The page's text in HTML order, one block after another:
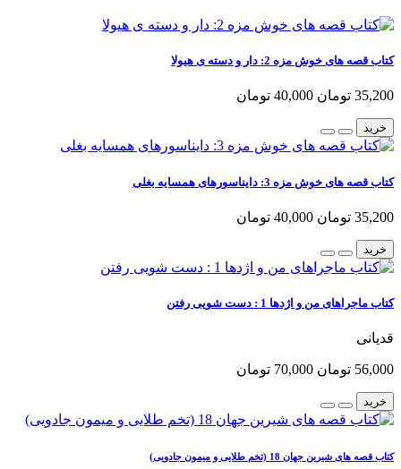
کتاب قصه های خوش مزه 2: دار و دسته ی هیولا
35,200 تومان 40,000 تومان
خرید
کتاب قصه های خوش مزه 3: دایناسورهای همسایه بغلی
35,200 تومان 40,000 تومان
خرید
کتاب ماجراهای من و اژدها 1 : دست شویی رفتن
قدیانی
56,000 تومان 70,000 تومان
خرید
کتاب قصه های شیرین جهان 18 (تخم طلایی و میمون جادویی)